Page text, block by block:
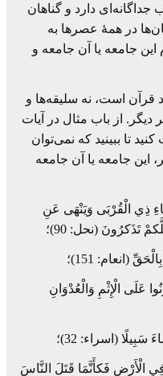
دارد و گناهان
در همۀ عصر‌ها به
جامعه یا آن جامعه و
قرآن است، نه سلیقه‌ها و
از باب مثال در آیات
تا ببینید که نمی‌توان
این جامعه یا آن جامعه
ذِي الْقُرْبَى وَيَنْهَى عَنِ
تَذَکرُونَ (نحل: 90)؛‏
(انعام: 151)؛‏
عَلَى الْإِثْمِ وَالْعُدْوَانِ
(اسراء: 32)؛
الْأَرْضِ فَکأَنَّمَا قَتَلَ النَّاسَ